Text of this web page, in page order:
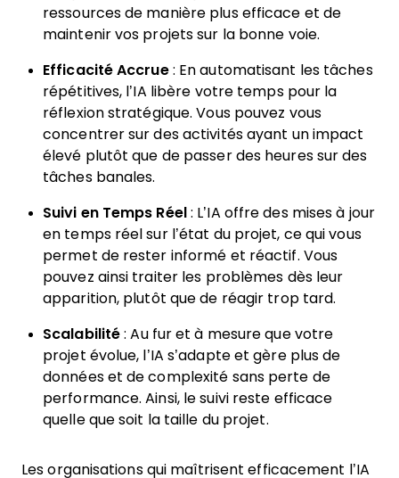
ressources de manière plus efficace et de
maintenir vos projets sur la bonne voie.
Efficacité Accrue: En automatisant les tâches
répétitives, l’IA libère votre temps pour la
réflexion stratégique. Vous pouvez vous
concentrer sur des activités ayant un impact
élevé plutôt que de passer des heures sur des
tâches banales.
Suivi en Temps Réel : L’IA offre des mises à jour
en temps réel sur l’état du projet, ce qui vous
permet de rester informé et réactif. Vous
pouvez ainsi traiter les problèmes dès leur
apparition, plutôt que de réagir trop tard.
Scalabilité : Au fur et à mesure que votre
projet évolue, l’IA s’adapte et gère plus de
données et de complexité sans perte de
performance. Ainsi, le suivi reste efficace
quelle que soit la taille du projet.
Les organisations qui maîtrisent efficacement l’IA